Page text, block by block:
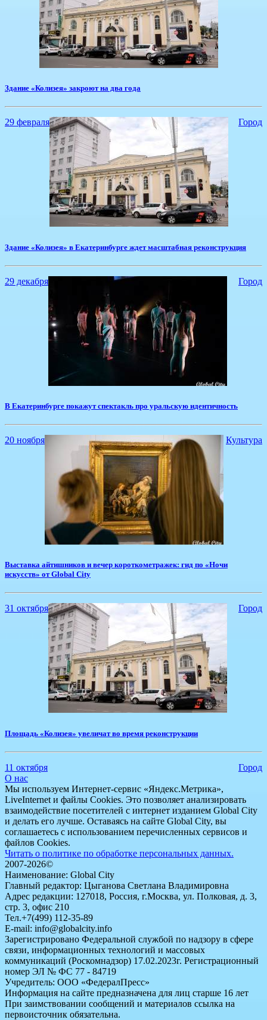
Здание «Колизея» закроют на два года
29 февраля Город
Здание «Колизея» в Екатеринбурге ждет масштабная реконструкция
29 декабря Город
В Екатеринбурге покажут спектакль про уральскую идентичность
20 ноября Культура
Выставка айтишников и вечер короткометражек: гид по «Ночи
искусств» от Global City
31 октября Город
​Площадь «Колизея» увеличат во время реконструкции
11 октября
Город
О нас
Мы используем Интернет-сервис «Яндекс.Метрика»,
LiveInternet и файлы Cookies. Это позволяет анализировать
взаимодействие посетителей с интернет изданием Global City
и делать его лучше. Оставаясь на сайте Global City, вы
соглашаетесь с использованием перечисленных сервисов и
файлов Cookies.
Читать о политике по обработке персональных данных.
2007-2026©
Наименование: Global City
Главный редактор: Цыганова Светлана Владимировна
Адрес редакции: 127018, Россия, г.Москва, ул. Полковая, д. 3,
стр. 3, офис 210
Тел.+7(499) 112-35-89
E-mail: info@globalcity.info
Зарегистрировано Федеральной службой по надзору в сфере
связи, информационных технологий и массовых
коммуникаций (Роскомнадзор) 17.02.2023г. Регистрационный
номер ЭЛ № ФС 77 - 84719
Учредитель: ООО «ФедералПресс»
Информация на сайте предназначена для лиц старше 16 лет
При заимствовании сообщений и материалов ссылка на
первоисточник обязательна.